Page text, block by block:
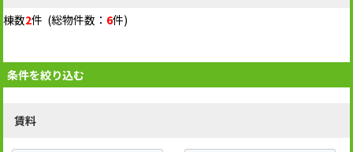
棟数2件 (総物件数： 6件)
条件を絞り込む
賃料